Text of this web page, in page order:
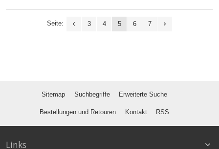
Seite: 3 4 5 6 7
Sitemap Suchbegriffe Erweiterte Suche
Bestellungen und Retouren Kontakt RSS
Links